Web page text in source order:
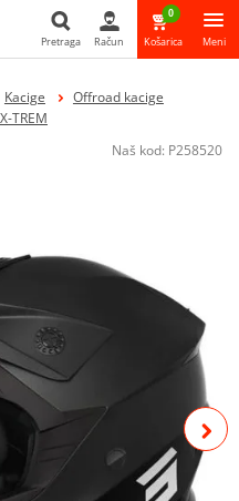
Pretraga
Pretraga Račun
0
Košarica Meni
Kacige
Offroad kacige
TREM
Naš kod: P258520